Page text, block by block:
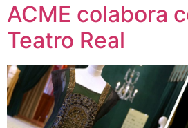
ACME colabora
Teatro Real